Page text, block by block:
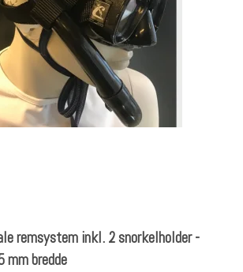
remsystem inkl. 2 snorkelholder -
mm bredde